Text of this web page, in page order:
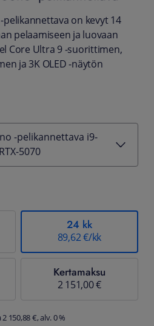
pelikannettava on kevyt 14
pelaamiseen ja luovaan
Core Ultra 9 ‑suorittimen,
ja 3K OLED ‑näytön
-pelikannettava i9-
5070
24 kk
89,62 €/kk
Kertamaksu
2 151,00 €
150,88 €, alv. 0 %